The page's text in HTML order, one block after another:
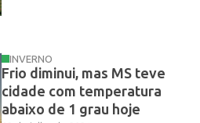
INVERNO
Frio diminui, mas MS teve
cidade com temperatura
abaixo de 1 grau hoje